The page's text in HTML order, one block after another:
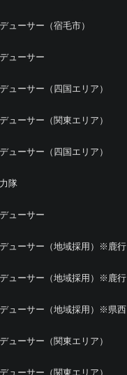
ューサー（宿毛市）
ューサー
ューサー（四国エリア）
ューサー（関東エリア）
ューサー（四国エリア）
隊
ューサー
デューサー（地域採用）※鹿行
デューサー（地域採用）※鹿行
デューサー（地域採用）※県西
ューサー（関東エリア）
ューサー（関東エリア）